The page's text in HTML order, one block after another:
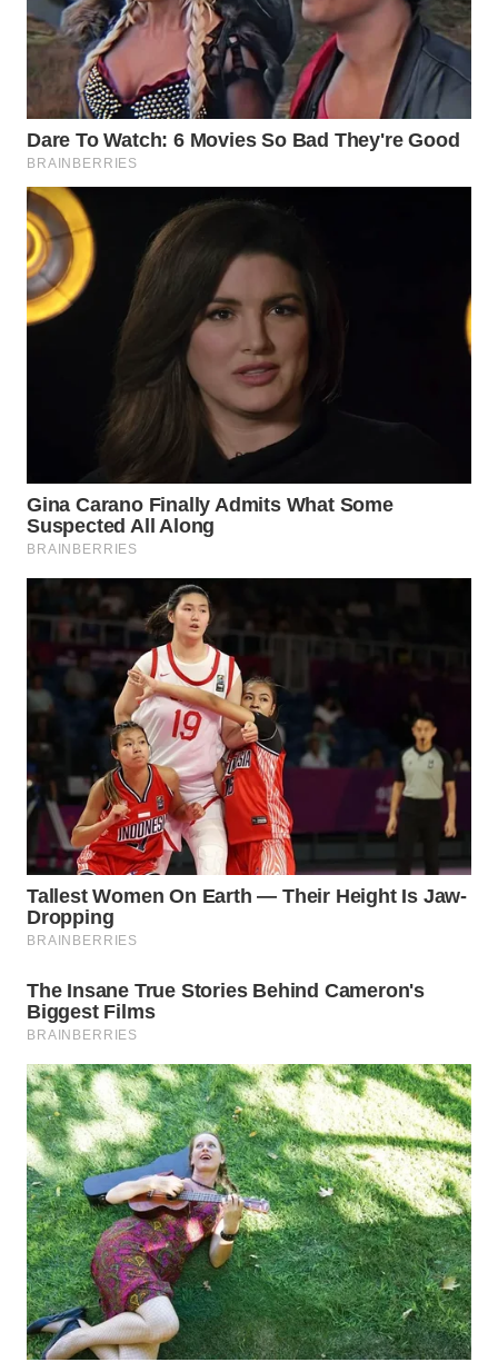
WN
LABUANBAJO
WN
BORNEO
Wahana
Media
Group
WAHANA
NEWS
WAHANA
INFRASTRUKTUR
WAHANA
KONSUMEN
WAHANA
LISTRIK
TRAVEL
WAHANA
TV
WAHANANEWS
ID
WAHANANEWS
CO ID
WAHANANEWS
NET
WAHANA
SPORT
WAHANA
UMKM
WAHANA
SELEB